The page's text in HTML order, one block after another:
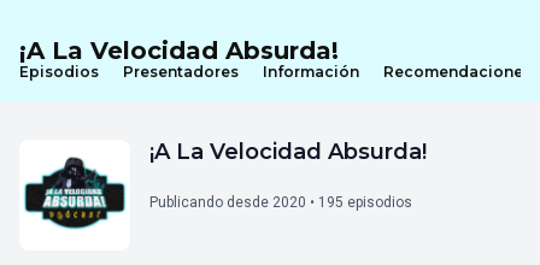
¡A La Velocidad Absurda!
Episodios Presentadores Información Recomendaciones
¡A La Velocidad Absurda!
Publicando desde 2020 • 195 episodios